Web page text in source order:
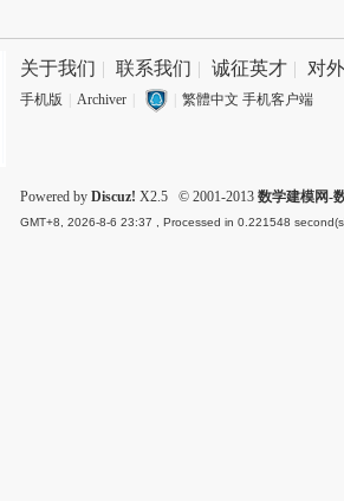
关于我们 | 联系我们 | 诚征英才 | 对
手机版 Archiver 繁體中文 手机客户端
Powered by Discuz! X2.5 © 2001-2013 数学建模网-
GMT+8, 2026-8-6 23:37 , Processed in 0.221548